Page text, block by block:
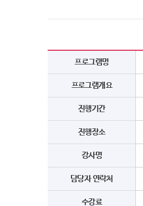
프로그램명
프로그램개요
진행기간
진행장소
강사명
담당자 연락처
수강료